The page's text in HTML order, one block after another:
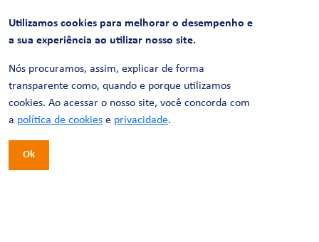
CERTIFICAÇÕES
Utilizamos cookies para melhorar o desempenho e
a sua experiência ao utilizar nosso site.
Nós procuramos, assim, explicar de forma
transparente como, quando e porque utilizamos
cookies. Ao acessar o nosso site, você concorda com
a política de cookies e privacidade.
Ok